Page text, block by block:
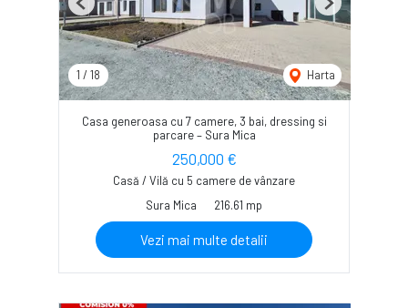
1 / 18 Harta
Previous Next
Casa generoasa cu 7 camere, 3 bai, dressing si
parcare – Sura Mica
250,000 €
Casă / Vilă cu 5 camere de vânzare
Sura Mica
216.61 mp
Vezi mai multe detalii